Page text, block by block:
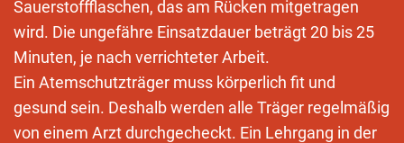
Sauerstoffflaschen, das am Rücken mitgetragen
wird. Die ungefähre Einsatzdauer beträgt 20 bis 25
Minuten, je nach verrichteter Arbeit.
Ein Atemschutzträger muss körperlich fit und
gesund sein. Deshalb werden alle Träger regelmäßig
von einem Arzt durchgecheckt. Ein Lehrgang in der